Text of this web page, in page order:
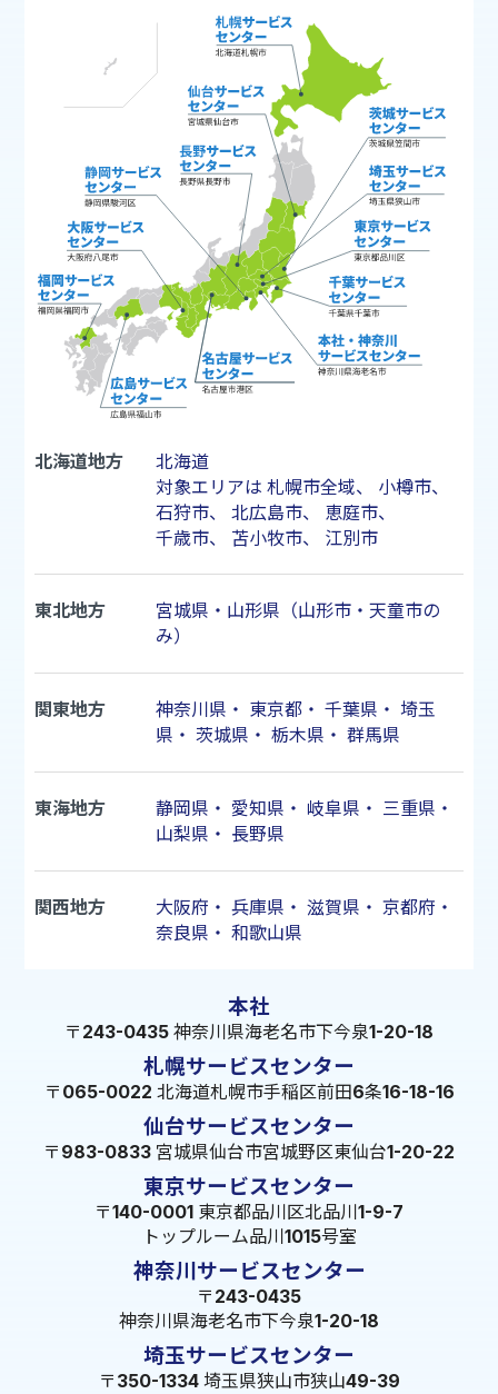
北海道地方
北海道
対象エリアは 札幌市全域、 小樽市、
石狩市、 北広島市、 恵庭市、
千歳市、 苫小牧市、 江別市
東北地方
宮城県・山形県（山形市・天童市の
み）
関東地方 神奈川県 ・ 東京都・ 千葉県 ・ 埼玉
県 ・ 茨城県 ・ 栃木県 ・ 群馬県
東海地方 静岡県 ・ 愛知県 ・ 岐阜県 ・ 三重県 ・
山梨県 ・ 長野県
関西地方 大阪府 ・ 兵庫県 ・ 滋賀県 ・ 京都府 ・
奈良県 ・ 和歌山県
本社
〒243-0435 神奈川県海老名市下今泉1-20-18
札幌サービスセンター
〒065-0022 北海道札幌市手稲区前田6条16-18-16
仙台サービスセンター
〒983-0833 宮城県仙台市宮城野区東仙台1-20-22
東京サービスセンター
〒140-0001 東京都品川区北品川1-9-7
トップルーム品川1015号室
神奈川サービスセンター
〒243-0435
神奈川県海老名市下今泉1-20-18
埼玉サービスセンター
〒350-1334 埼玉県狭山市狭山49-39